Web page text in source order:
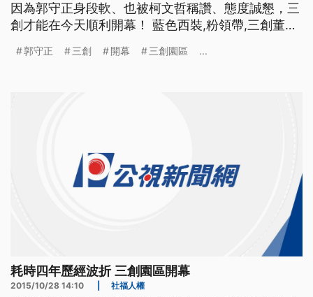
因為郭守正身段軟、也被柯文哲稱讚、態度誠懇，三
創才能在今天順利開幕！ 藍色西裝,粉領帶,三創董事
雨,終於如願在五月中開幕 ==三創董事長 郭守正==
郭守正 三創 開幕 三創園區 ...
耗時四年歷經波折 三創園區開幕
2015/10/28 14:10 社福人權